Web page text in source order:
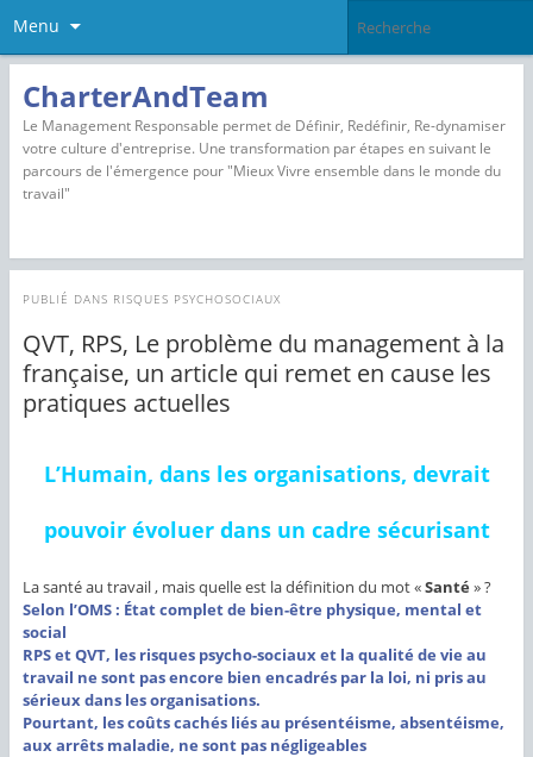
Menu
CharterAndTeam
Le Management Responsable permet de Définir, Redéfinir, Re-dynamiser
votre culture d'entreprise. Une transformation par étapes en suivant le
parcours de l'émergence pour "Mieux Vivre ensemble dans le monde du
travail"
PUBLIÉ DANS RISQUES PSYCHOSOCIAUX
QVT, RPS, Le problème du management à la
française, un article qui remet en cause les
pratiques actuelles
L’Humain, dans les organisations, devrait
pouvoir évoluer dans un cadre sécurisant
La santé au travail , mais quelle est la définition du mot «Santé » ?
Selon l’OMS : État complet de bien-être physique, mental et
social
RPS et QVT, les risques psycho-sociaux et la qualité de vie au
travail ne sont pas encore bien encadrés par la loi, ni pris au
sérieux dans les organisations.
Pourtant, les coûts cachés liés au présentéisme, absentéisme,
aux arrêts maladie, ne sont pas négligeables